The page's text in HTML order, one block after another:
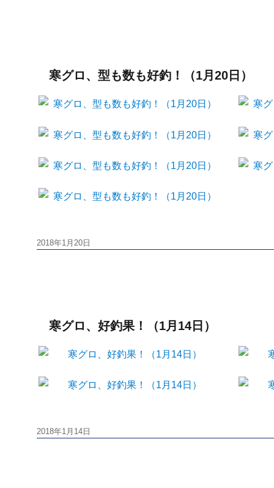
寒グロ、型も数も好釣！（1月20日）
投
2018年1月20日
寒グロ、好釣果！（1月14日）
投
2018年1月14日